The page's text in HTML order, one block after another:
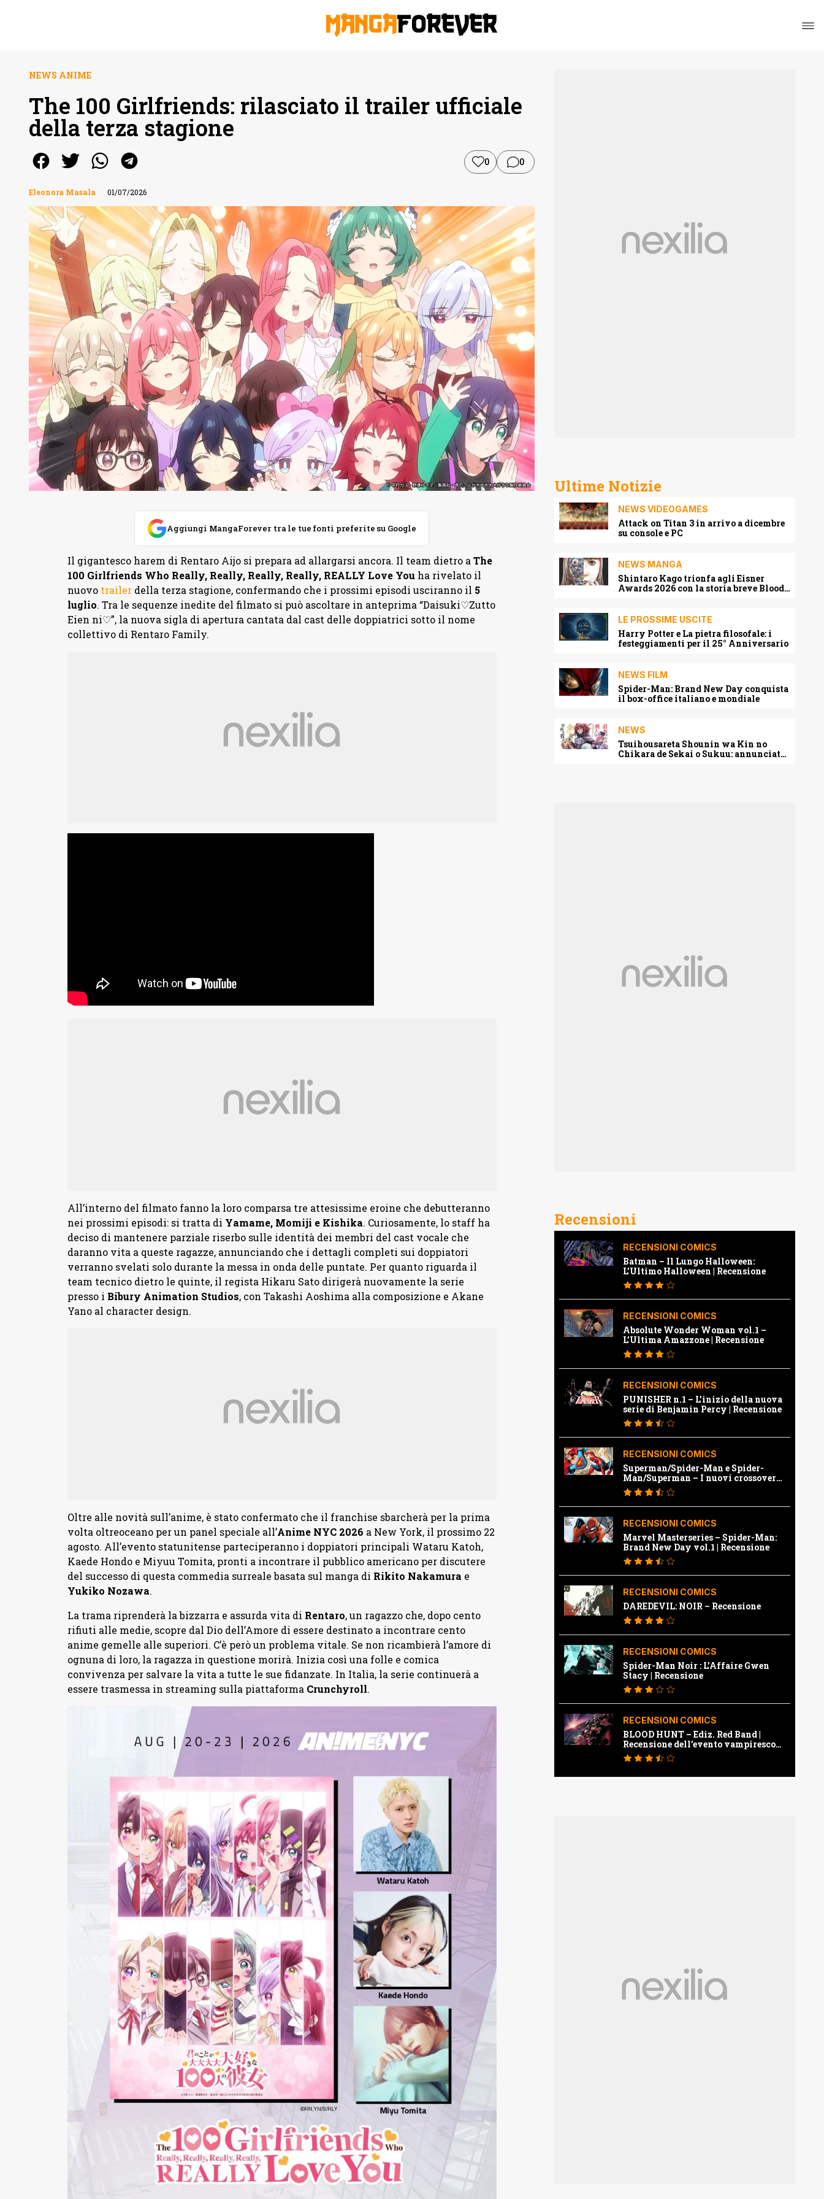
NEWS ANIME
The 100 Girlfriends: rilasciato il trailer ufficiale
della terza stagione
0 0
Eleonora Masala 01/07/2026
Aggiungi MangaForever tra le tue fonti preferite su Google
Il gigantesco harem di Rentaro Aijo si prepara ad allargarsi ancora. Il team dietro a The
100 Girlfriends Who Really, Really, Really, Really, REALLY Love You ha rivelato il
nuovo trailerdella terza stagione, confermando che i prossimi episodi usciranno il 5
luglio. Tra le sequenze inedite del filmato si può ascoltare in anteprima “Daisuki♡Zutto
Eien ni♡”, la nuova sigla di apertura cantata dal cast delle doppiatrici sotto il nome
collettivo di Rentaro Family.
All’interno del filmato fanno la loro comparsa tre attesissime eroine che debutteranno
nei prossimi episodi: si tratta di Yamame, Momiji e Kishika. Curiosamente, lo staff ha
deciso di mantenere parziale riserbo sulle identità dei membri del cast vocale che
daranno vita a queste ragazze, annunciando che i dettagli completi sui doppiatori
verranno svelati solo durante la messa in onda delle puntate. Per quanto riguarda il
team tecnico dietro le quinte, il regista Hikaru Sato dirigerà nuovamente la serie
presso i Bibury Animation Studios, con Takashi Aoshima alla composizione e Akane
Yano al character design.
Oltre alle novità sull’anime, è stato confermato che il franchise sbarcherà per la prima
volta oltreoceano per un panel speciale all’Anime NYC 2026 a New York, il prossimo 22
agosto. All’evento statunitense parteciperanno i doppiatori principali Wataru Katoh,
Kaede Hondo e Miyuu Tomita, pronti a incontrare il pubblico americano per discutere
del successo di questa commedia surreale basata sul manga di Rikito Nakamura e
Yukiko Nozawa.
La trama riprenderà la bizzarra e assurda vita di Rentaro, un ragazzo che, dopo cento
rifiuti alle medie, scopre dal Dio dell’Amore di essere destinato a incontrare cento
anime gemelle alle superiori. C’è però un problema vitale. Se non ricambierà l’amore di
ognuna di loro, la ragazza in questione morirà. Inizia così una folle e comica
convivenza per salvare la vita a tutte le sue fidanzate. In Italia, la serie continuerà a
essere trasmessa in streaming sulla piattaforma Crunchyroll.
Ultime Notizie
NEWS VIDEOGAMES
Attack on Titan 3 in arrivo a dicembre
su console e PC
NEWS MANGA
Shintaro Kago trionfa agli Eisner
Awards 2026 con la storia breve Blood
LE PROSSIME USCITE
Harry Potter e La pietra filosofale: i
festeggiamenti per il 25° Anniversario
NEWS FILM
Spider-Man: Brand New Day conquista
il box-office italiano e mondiale
NEWS
Tsuihousareta Shounin wa Kin no
Chikara de Sekai o Sukuu: annunciato
Recensioni
RECENSIONI COMICS
Batman – Il Lungo Halloween:
L’Ultimo Halloween | Recensione
RECENSIONI COMICS
Absolute Wonder Woman vol.1 –
L’Ultima Amazzone | Recensione
RECENSIONI COMICS
PUNISHER n.1 – L’inizio della nuova
serie di Benjamin Percy | Recensione
RECENSIONI COMICS
Superman/Spider-Man e Spider-
Man/Superman – I nuovi crossover
Marvel e Dc | Recensione
RECENSIONI COMICS
Marvel Masterseries – Spider-Man:
Brand New Day vol.1 | Recensione
RECENSIONI COMICS
DAREDEVIL: NOIR – Recensione
RECENSIONI COMICS
Spider-Man Noir : L’Affaire Gwen
Stacy | Recensione
RECENSIONI COMICS
BLOOD HUNT – Ediz. Red Band |
Recensione dell’evento vampiresco
della Marvel